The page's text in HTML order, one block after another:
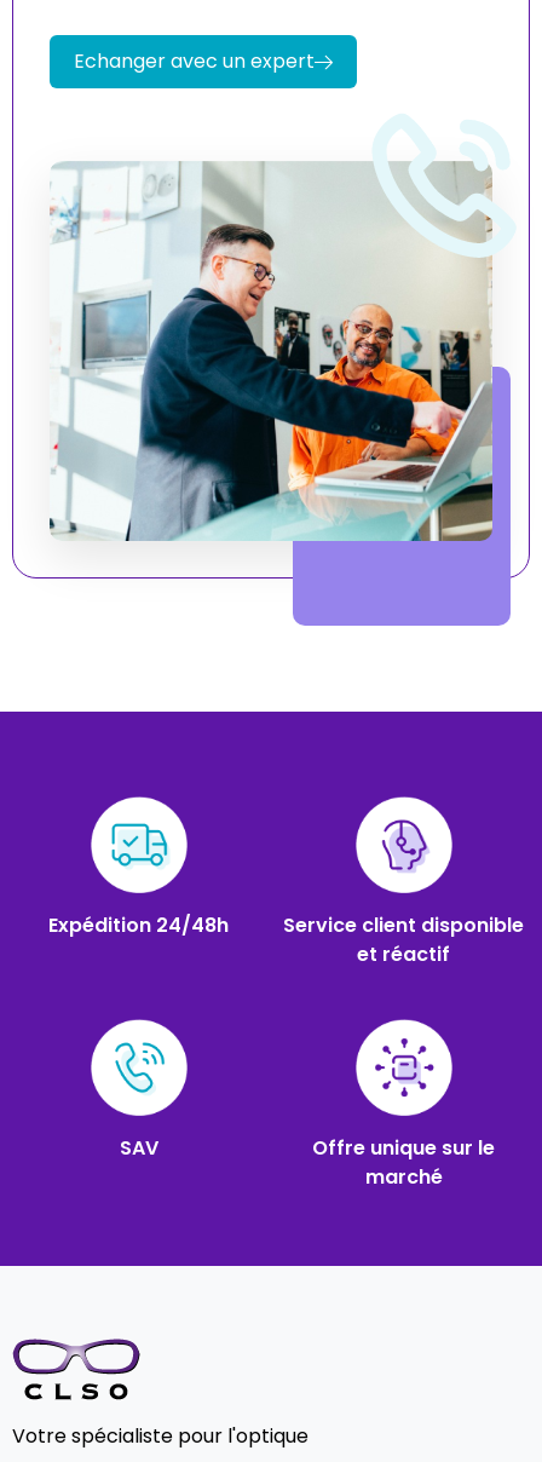
Echanger avec un expert
Expédition 24/48h
Service client disponible
et réactif
SAV
Offre unique sur le
marché
Votre spécialiste pour l'optique